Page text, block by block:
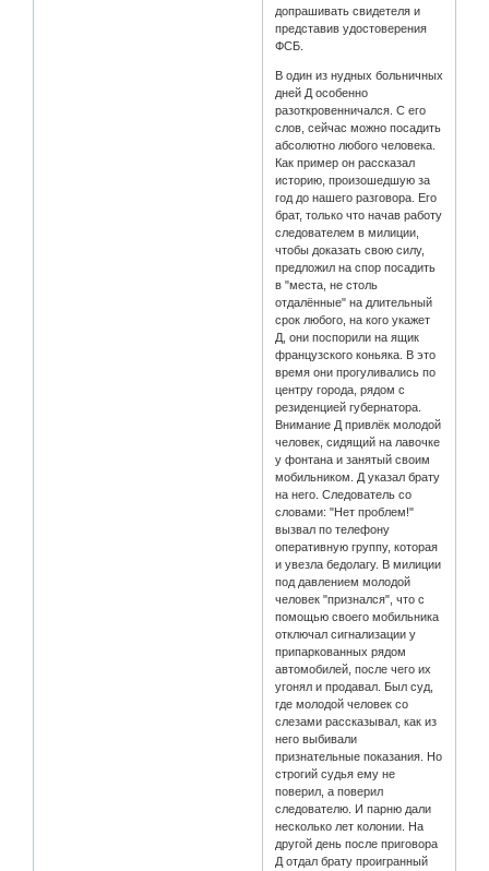
допрашивать свидетеля и
представив удостоверения
ФСБ.
В один из нудных больничных
дней Д особенно
разоткровенничался. С его
слов, сейчас можно посадить
абсолютно любого человека.
Как пример он рассказал
историю, произошедшую за
год до нашего разговора. Его
брат, только что начав работу
следователем в милиции,
чтобы доказать свою силу,
предложил на спор посадить
в "места, не столь
отдалённые" на длительный
срок любого, на кого укажет
Д, они поспорили на ящик
французского коньяка. В это
время они прогуливались по
центру города, рядом с
резиденцией губернатора.
Внимание Д привлёк молодой
человек, сидящий на лавочке
у фонтана и занятый своим
мобильником. Д указал брату
на него. Следователь со
словами: "Нет проблем!"
вызвал по телефону
оперативную группу, которая
и увезла бедолагу. В милиции
под давлением молодой
человек "признался", что с
помощью своего мобильника
отключал сигнализации у
припаркованных рядом
автомобилей, после чего их
угонял и продавал. Был суд,
где молодой человек со
слезами рассказывал, как из
него выбивали
признательные показания. Но
строгий судья ему не
поверил, а поверил
следователю. И парню дали
несколько лет колонии. На
другой день после приговора
Д отдал брату проигранный